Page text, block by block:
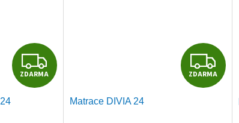
Z
D
ZDARMA
Z
D
ZDARMA
Matrace DIVIA 24